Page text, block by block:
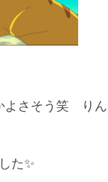
よさそう笑 り
た✨